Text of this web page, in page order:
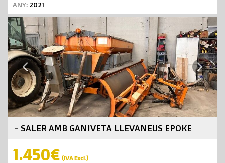
ANY: 2021
Previous Next
- SALER AMB GANIVETA LLEVANEUS EPOKE
1.450€ (IVA Excl.)